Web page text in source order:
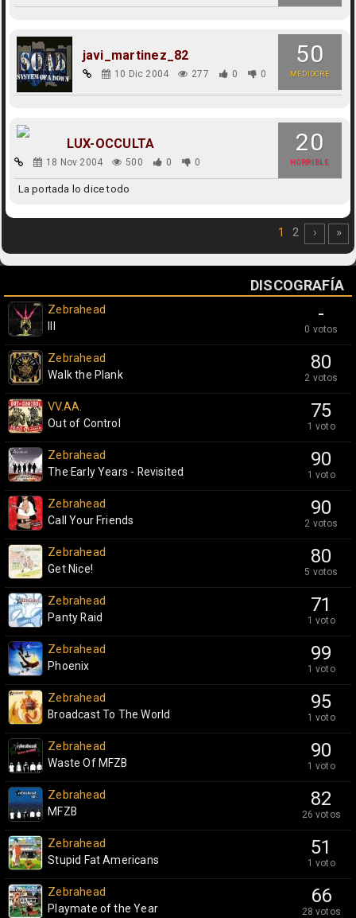
50
MEDIOCRE
javi_martinez_82
10 Dic 2004 277 0 0
20
HORRIBLE
LUX-OCCULTA
18 Nov 2004 500 0 0
La portada lo dice todo
1 2 › »
DISCOGRAFÍA
-
0 votos
Zebrahead
80
2 votos
Zebrahead
Walk the Plank
75
1 voto
VV.AA.
Out of Control
90
1 voto
Zebrahead
The Early Years - Revisited
90
2 votos
Zebrahead
Call Your Friends
80
5 votos
Zebrahead
Get Nice!
71
1 voto
Zebrahead
Panty Raid
99
1 voto
Zebrahead
Phoenix
95
1 voto
Zebrahead
Broadcast To The World
90
1 voto
Zebrahead
Waste Of MFZB
82
26 votos
Zebrahead
MFZB
51
1 voto
Zebrahead
Stupid Fat Americans
66
28 votos
Zebrahead
Playmate of the Year